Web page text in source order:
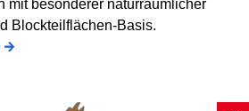
mit besonderer naturräumlicher
Blockteilflächen-Basis.